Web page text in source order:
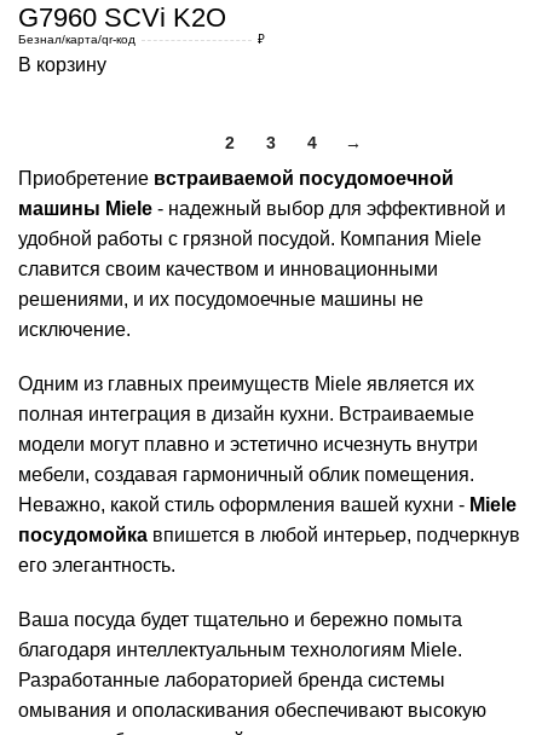
G7960 SCVi K2O
Безнал/карта/qr-код ₽
В корзину
2 3 4 →
Приобретение встраиваемой посудомоечной
машины Miele - надежный выбор для эффективной и
удобной работы с грязной посудой. Компания Miele
славится своим качеством и инновационными
решениями, и их посудомоечные машины не
исключение.
Одним из главных преимуществ Miele является их
полная интеграция в дизайн кухни. Встраиваемые
модели могут плавно и эстетично исчезнуть внутри
мебели, создавая гармоничный облик помещения.
Неважно, какой стиль оформления вашей кухни - Miele
посудомойка впишется в любой интерьер, подчеркнув
его элегантность.
Ваша посуда будет тщательно и бережно помыта
благодаря интеллектуальным технологиям Miele.
Разработанные лабораторией бренда системы
омывания и ополаскивания обеспечивают высокую